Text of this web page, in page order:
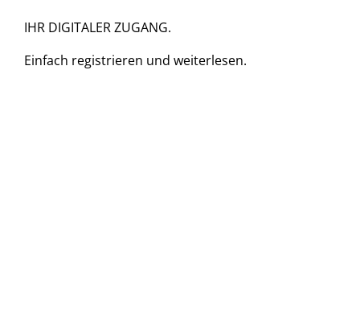
IHR DIGITALER ZUGANG.
Einfach registrieren und weiterlesen.